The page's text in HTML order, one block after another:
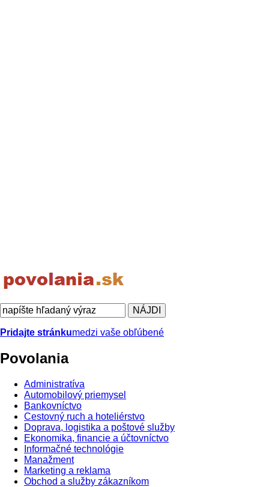
Pridajte stránkumedzi vaše obľúbené
Povolania
Administratíva
Automobilový priemysel
Bankovníctvo
Cestovný ruch a hoteliérstvo
Doprava, logistika a poštové služby
Ekonomika, financie a účtovníctvo
Informačné technológie
Manažment
Marketing a reklama
Obchod a služby zákazníkom